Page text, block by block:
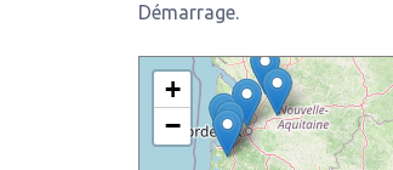
Démarrage.
+
−